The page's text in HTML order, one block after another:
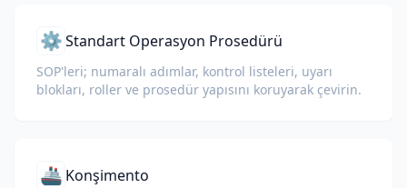
⚙️Standart Operasyon Prosedürü
SOP'leri; numaralı adımlar, kontrol listeleri, uyarı
blokları, roller ve prosedür yapısını koruyarak çevirin.
🚢 Konşimento